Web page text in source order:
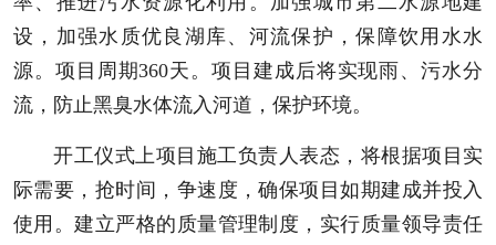
设，加强水质优良湖库、河流保护，保障饮用水水
源。项目周期360天。项目建成后将实现雨、污水分
流，防止黑臭水体流入河道，保护环境。
开工仪式上项目施工负责人表态，将根据项目实
际需要，抢时间，争速度，确保项目如期建成并投入
使用。建立严格的质量管理制度，实行质量领导责任